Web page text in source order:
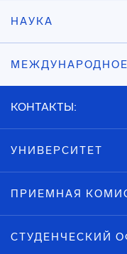
НАУКА
КОНТАКТЫ:
УНИВЕРСИТЕТ
ПРИЕМНАЯ
СТУДЕНЧЕСКИЙ